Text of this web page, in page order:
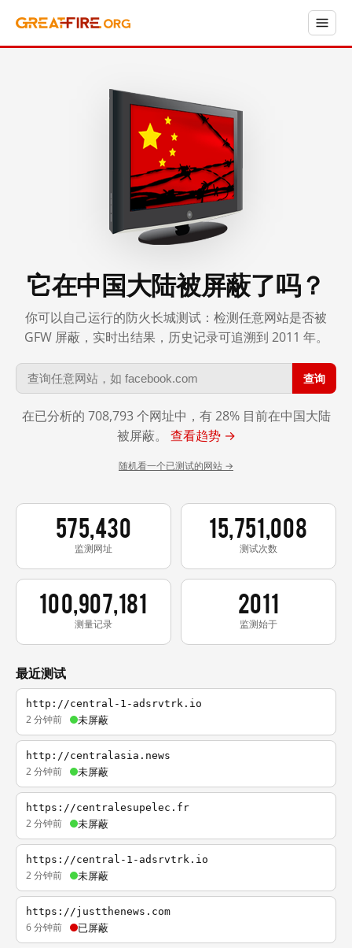
它在中国大陆被屏蔽了吗？
你可以自己运行的防火长城测试：检测任意网站是否被
GFW 屏蔽，实时出结果，历史记录可追溯到 2011 年。
查询
在已分析的 708,793 个网址中，有 28% 目前在中国大陆
被屏蔽。 查看趋势 →
随机看一个已测试的网站 →
575,430
监测网址
15,751,008
测试次数
100,907,181
测量记录
2011
监测始于
最近测试
http://central-1-adsrvtrk.io
2 分钟前 未屏蔽
http://centralasia.news
2 分钟前 未屏蔽
https://centralesupelec.fr
2 分钟前 未屏蔽
https://central-1-adsrvtrk.io
2 分钟前 未屏蔽
https://justthenews.com
6 分钟前 已屏蔽